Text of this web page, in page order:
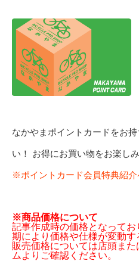
なかやまポイントカードをお
い！ お得にお買い物をお楽し
※ポイントカード会員特典紹介
※商品価格について
記事作成時の価格となって
期により価格や仕様が変動す
販売価格については店頭ま
ムよりご確認ください。